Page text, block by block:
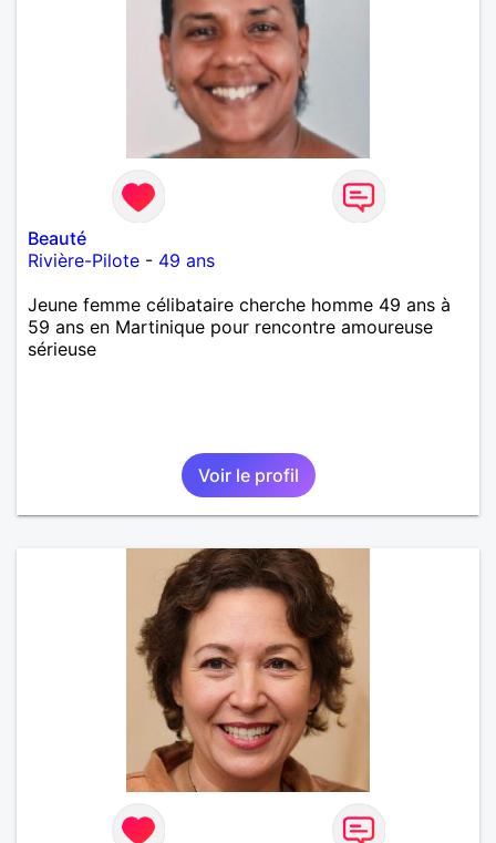
Beauté
Rivière-Pilote - 49 ans
Jeune femme célibataire cherche homme 49 ans à
59 ans en Martinique pour rencontre amoureuse
sérieuse
Voir le profil